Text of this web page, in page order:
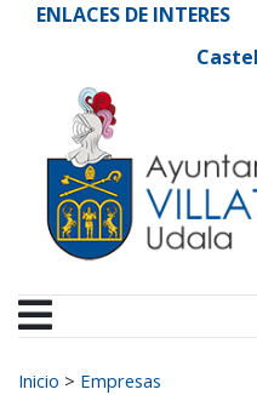
Ir al contenido
ENLACES DE INTERES
Buscar:
Inicio > Empresas